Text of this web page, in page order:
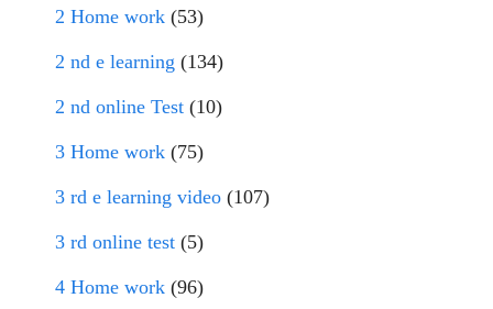
2 Home work (53)
2 nd e learning (134)
2 nd online Test (10)
3 Home work (75)
3 rd e learning video (107)
3 rd online test (5)
4 Home work (96)